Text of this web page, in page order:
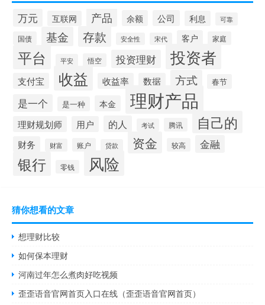
万元 互联网 产品 余额 公司 利息 可靠
国债 基金 存款 安全性 宋代 客户 家庭
平台 平安 悟空 投资理财 投资者
支付宝 收益 收益率 数据 方式 春节
是一个 是一种 本金 理财产品
理财规划师 用户 的人 考试 腾讯 自己的
财务 财富 账户 贷款 资金 较高 金融
银行 零钱 风险
猜你想看的文章
想理财比较
如何保本理财
河南过年怎么煮肉好吃视频
歪歪语音官网首页入口在线（歪歪语音官网首页）